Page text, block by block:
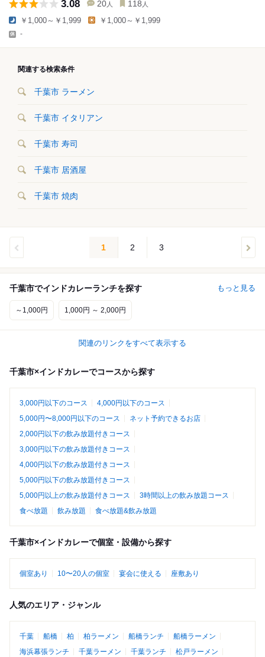
3.08 20 人 118 人
￥1,000～￥1,999 ￥1,000～￥1,999
-
関連する検索条件
千葉市 ラーメン
千葉市 イタリアン
千葉市 寿司
千葉市 居酒屋
千葉市 焼肉
1 2 3
千葉市でインドカレーランチを探す もっと見る
～1,000円 1,000円 ～ 2,000円
関連のリンクをすべて表示する
千葉市×インドカレーでコースから探す
3,000円以下のコース
4,000円以下のコース
5,000円〜8,000円以下のコース
ネット予約できるお店
2,000円以下の飲み放題付きコース
3,000円以下の飲み放題付きコース
4,000円以下の飲み放題付きコース
5,000円以下の飲み放題付きコース
5,000円以上の飲み放題付きコース
3時間以上の飲み放題コース
食べ放題
飲み放題 食べ放題&飲み放題
千葉市×インドカレーで個室・設備から探す
個室あり 10〜20人の個室 宴会に使える 座敷あり
人気のエリア・ジャンル
千葉 船橋 柏 柏ラーメン 船橋ランチ
船橋ラーメン
海浜幕張ランチ
千葉ラーメン 千葉ランチ
松戸ラーメン